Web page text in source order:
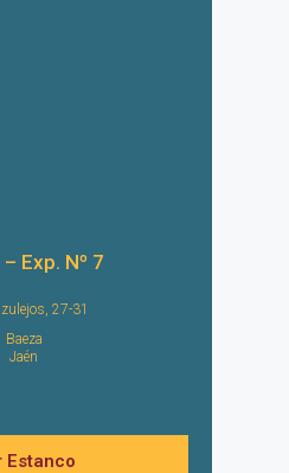
Exp. Nº 7
27-31
Baeza
Jaén
Estanco